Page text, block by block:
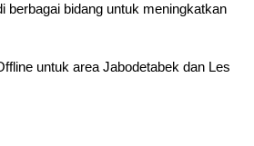
berbagai bidang untuk meningkatkan
untuk area Jabodetabek dan Les